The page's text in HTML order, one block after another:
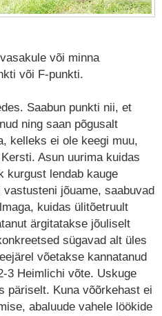
või minna
või F-punkti.
Saabun punkti nii, et
ning saan põgusalt
kelleks ei ole keegi muu,
Asun uurima kuidas
kurgust lendab kauge
jõuame, saabuvad
kuidas ülitõetruult
ärgitatakse jõuliselt
sügavad alt üles
võetakse kannatanud
3 Heimlichi võte. Uskuge
päriselt. Kuna võõrkehast ei
abaluude vahele löökide